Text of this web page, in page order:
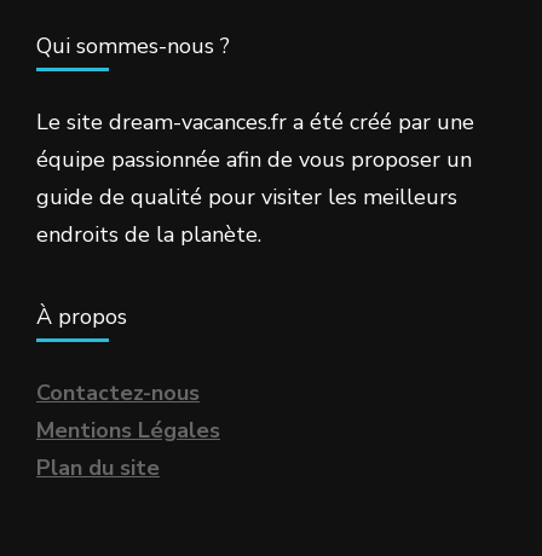
Qui sommes-nous ?
Le site dream-vacances.fr a été créé par une
équipe passionnée afin de vous proposer un
guide de qualité pour visiter les meilleurs
endroits de la planète.
À propos
Contactez-nous
Mentions Légales
Plan du site